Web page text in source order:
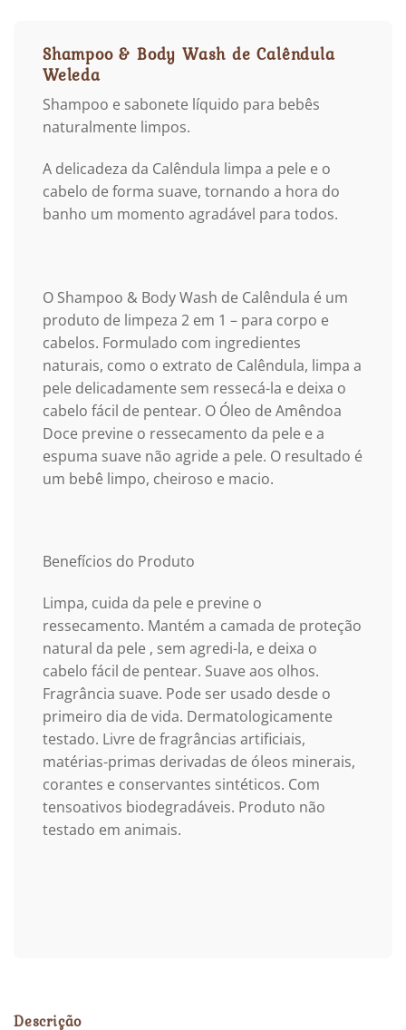
Shampoo & Body Wash de Calêndula
Weleda
Shampoo e sabonete líquido para bebês
naturalmente limpos.
A delicadeza da Calêndula limpa a pele e o
cabelo de forma suave, tornando a hora do
banho um momento agradável para todos.
O Shampoo & Body Wash de Calêndula é um
produto de limpeza 2 em 1 – para corpo e
cabelos. Formulado com ingredientes
naturais, como o extrato de Calêndula, limpa a
pele delicadamente sem ressecá-la e deixa o
cabelo fácil de pentear. O Óleo de Amêndoa
Doce previne o ressecamento da pele e a
espuma suave não agride a pele. O resultado é
um bebê limpo, cheiroso e macio.
Benefícios do Produto
Limpa, cuida da pele e previne o
ressecamento. Mantém a camada de proteção
natural da pele , sem agredi-la, e deixa o
cabelo fácil de pentear. Suave aos olhos.
Fragrância suave. Pode ser usado desde o
primeiro dia de vida. Dermatologicamente
testado. Livre de fragrâncias artificiais,
matérias-primas derivadas de óleos minerais,
corantes e conservantes sintéticos. Com
tensoativos biodegradáveis. Produto não
testado em animais.
Descrição